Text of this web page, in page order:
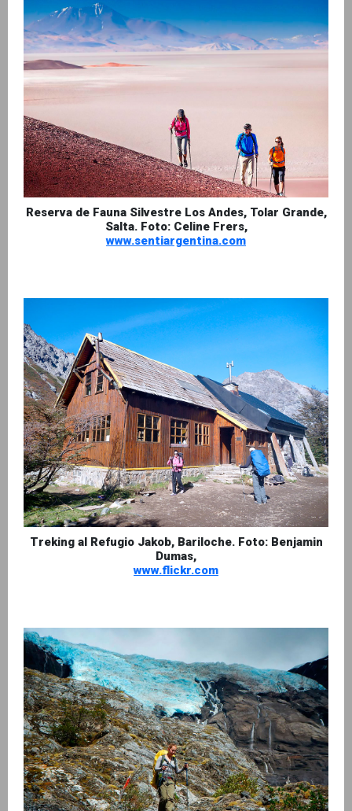
Reserva de Fauna Silvestre Los Andes, Tolar Grande,
Salta. Foto: Celine Frers,
www.sentiargentina.com
Treking al Refugio Jakob, Bariloche. Foto: Benjamin
Dumas,
www.flickr.com